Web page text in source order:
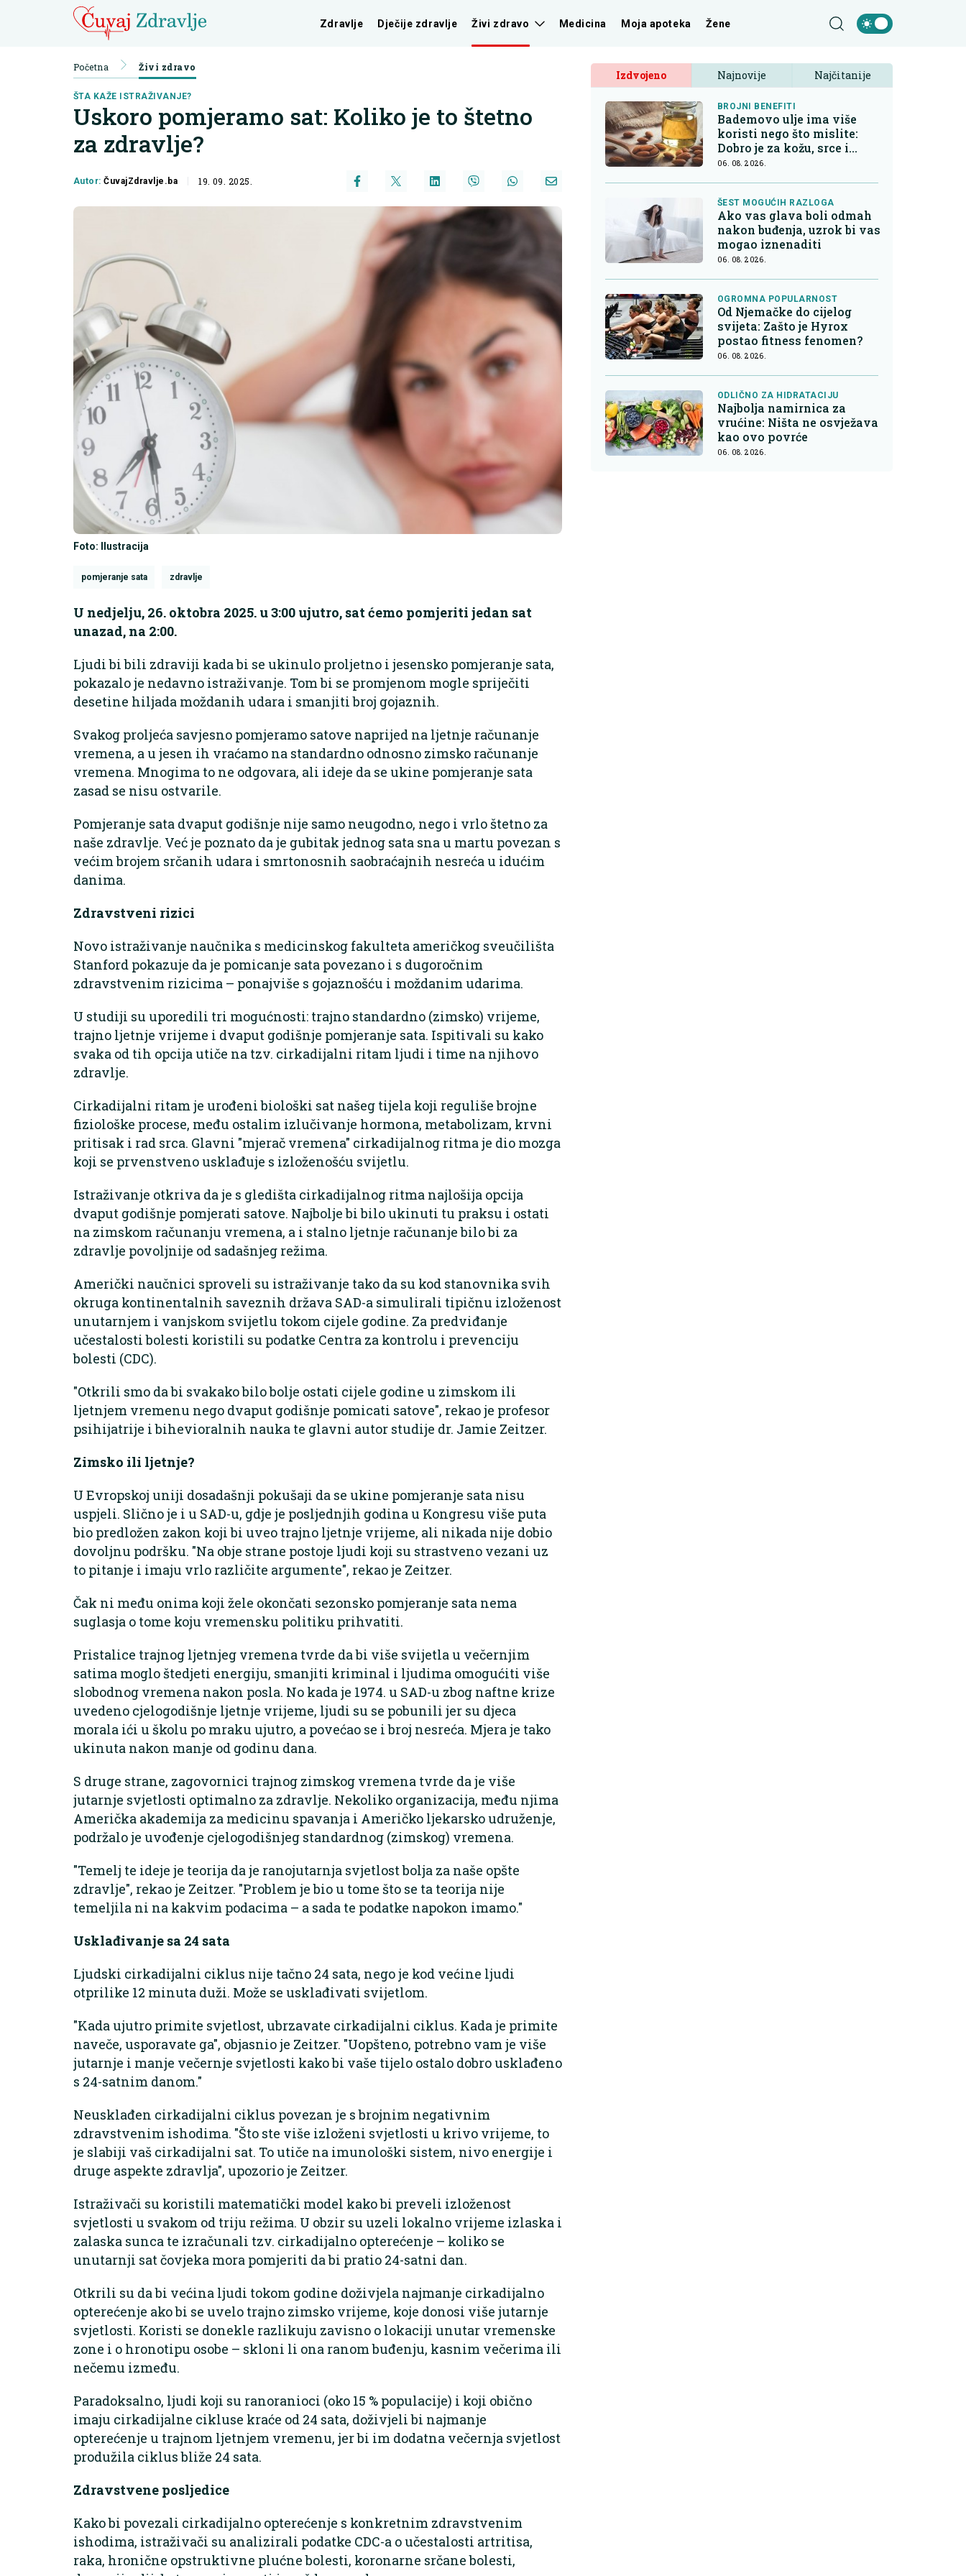
Zdravlje Dječije zdravlje Živi zdravo Medicina Moja apoteka Žene
Početna Živi zdravo
ŠTA KAŽE ISTRAŽIVANJE?
Uskoro pomjeramo sat: Koliko je to štetno
za zdravlje?
Autor:ČuvajZdravlje.ba 19. 09. 2025.
Foto: Ilustracija
pomjeranje sata zdravlje
U nedjelju, 26. oktobra 2025. u 3:00 ujutro, sat ćemo pomjeriti jedan sat
unazad, na 2:00.
Ljudi bi bili zdraviji kada bi se ukinulo proljetno i jesensko pomjeranje sata,
pokazalo je nedavno istraživanje. Tom bi se promjenom mogle spriječiti
desetine hiljada moždanih udara i smanjiti broj gojaznih.
Svakog proljeća savjesno pomjeramo satove naprijed na ljetnje računanje
vremena, a u jesen ih vraćamo na standardno odnosno zimsko računanje
vremena. Mnogima to ne odgovara, ali ideje da se ukine pomjeranje sata
zasad se nisu ostvarile.
Pomjeranje sata dvaput godišnje nije samo neugodno, nego i vrlo štetno za
naše zdravlje. Već je poznato da je gubitak jednog sata sna u martu povezan s
većim brojem srčanih udara i smrtonosnih saobraćajnih nesreća u idućim
danima.
Zdravstveni rizici
Novo istraživanje naučnika s medicinskog fakulteta američkog sveučilišta
Stanford pokazuje da je pomicanje sata povezano i s dugoročnim
zdravstvenim rizicima – ponajviše s gojaznošću i moždanim udarima.
U studiji su uporedili tri mogućnosti: trajno standardno (zimsko) vrijeme,
trajno ljetnje vrijeme i dvaput godišnje pomjeranje sata. Ispitivali su kako
svaka od tih opcija utiče na tzv. cirkadijalni ritam ljudi i time na njihovo
zdravlje.
Cirkadijalni ritam je urođeni biološki sat našeg tijela koji reguliše brojne
fiziološke procese, među ostalim izlučivanje hormona, metabolizam, krvni
pritisak i rad srca. Glavni "mjerač vremena" cirkadijalnog ritma je dio mozga
koji se prvenstveno usklađuje s izloženošću svijetlu.
Istraživanje otkriva da je s gledišta cirkadijalnog ritma najlošija opcija
dvaput godišnje pomjerati satove. Najbolje bi bilo ukinuti tu praksu i ostati
na zimskom računanju vremena, a i stalno ljetnje računanje bilo bi za
zdravlje povoljnije od sadašnjeg režima.
Američki naučnici sproveli su istraživanje tako da su kod stanovnika svih
okruga kontinentalnih saveznih država SAD-a simulirali tipičnu izloženost
unutarnjem i vanjskom svijetlu tokom cijele godine. Za predviđanje
učestalosti bolesti koristili su podatke Centra za kontrolu i prevenciju
bolesti (CDC).
"Otkrili smo da bi svakako bilo bolje ostati cijele godine u zimskom ili
ljetnjem vremenu nego dvaput godišnje pomicati satove", rekao je profesor
psihijatrije i bihevioralnih nauka te glavni autor studije dr. Jamie Zeitzer.
Zimsko ili ljetnje?
U Evropskoj uniji dosadašnji pokušaji da se ukine pomjeranje sata nisu
uspjeli. Slično je i u SAD-u, gdje je posljednjih godina u Kongresu više puta
bio predložen zakon koji bi uveo trajno ljetnje vrijeme, ali nikada nije dobio
dovoljnu podršku. "Na obje strane postoje ljudi koji su strastveno vezani uz
to pitanje i imaju vrlo različite argumente", rekao je Zeitzer.
Čak ni među onima koji žele okončati sezonsko pomjeranje sata nema
suglasja o tome koju vremensku politiku prihvatiti.
Pristalice trajnog ljetnjeg vremena tvrde da bi više svijetla u večernjim
satima moglo štedjeti energiju, smanjiti kriminal i ljudima omogućiti više
slobodnog vremena nakon posla. No kada je 1974. u SAD-u zbog naftne krize
uvedeno cjelogodišnje ljetnje vrijeme, ljudi su se pobunili jer su djeca
morala ići u školu po mraku ujutro, a povećao se i broj nesreća. Mjera je tako
ukinuta nakon manje od godinu dana.
S druge strane, zagovornici trajnog zimskog vremena tvrde da je više
jutarnje svjetlosti optimalno za zdravlje. Nekoliko organizacija, među njima
Američka akademija za medicinu spavanja i Američko ljekarsko udruženje,
podržalo je uvođenje cjelogodišnjeg standardnog (zimskog) vremena.
"Temelj te ideje je teorija da je ranojutarnja svjetlost bolja za naše opšte
zdravlje", rekao je Zeitzer. "Problem je bio u tome što se ta teorija nije
temeljila ni na kakvim podacima – a sada te podatke napokon imamo."
Usklađivanje sa 24 sata
Ljudski cirkadijalni ciklus nije tačno 24 sata, nego je kod većine ljudi
otprilike 12 minuta duži. Može se usklađivati svijetlom.
"Kada ujutro primite svjetlost, ubrzavate cirkadijalni ciklus. Kada je primite
naveče, usporavate ga", objasnio je Zeitzer. "Uopšteno, potrebno vam je više
jutarnje i manje večernje svjetlosti kako bi vaše tijelo ostalo dobro usklađeno
s 24-satnim danom."
Neusklađen cirkadijalni ciklus povezan je s brojnim negativnim
zdravstvenim ishodima. "Što ste više izloženi svjetlosti u krivo vrijeme, to
je slabiji vaš cirkadijalni sat. To utiče na imunološki sistem, nivo energije i
druge aspekte zdravlja", upozorio je Zeitzer.
Istraživači su koristili matematički model kako bi preveli izloženost
svjetlosti u svakom od triju režima. U obzir su uzeli lokalno vrijeme izlaska i
zalaska sunca te izračunali tzv. cirkadijalno opterećenje – koliko se
unutarnji sat čovjeka mora pomjeriti da bi pratio 24-satni dan.
Otkrili su da bi većina ljudi tokom godine doživjela najmanje cirkadijalno
opterećenje ako bi se uvelo trajno zimsko vrijeme, koje donosi više jutarnje
svjetlosti. Koristi se donekle razlikuju zavisno o lokaciji unutar vremenske
zone i o hronotipu osobe – skloni li ona ranom buđenju, kasnim večerima ili
nečemu između.
Paradoksalno, ljudi koji su ranoranioci (oko 15 % populacije) i koji obično
imaju cirkadijalne cikluse kraće od 24 sata, doživjeli bi najmanje
opterećenje u trajnom ljetnjem vremenu, jer bi im dodatna večernja svjetlost
produžila ciklus bliže 24 sata.
Zdravstvene posljedice
Kako bi povezali cirkadijalno opterećenje s konkretnim zdravstvenim
ishodima, istraživači su analizirali podatke CDC-a o učestalosti artritisa,
raka, hronične opstruktivne plućne bolesti, koronarne srčane bolesti,
Izdvojeno Najnovije Najčitanije
BROJNI BENEFITI
Bademovo ulje ima više
koristi nego što mislite:
Dobro je za kožu, srce i
kontrolu apetita
06. 08. 2026.
ŠEST MOGUĆIH RAZLOGA
Ako vas glava boli odmah
nakon buđenja, uzrok bi vas
mogao iznenaditi
06. 08. 2026.
OGROMNA POPULARNOST
Od Njemačke do cijelog
svijeta: Zašto je Hyrox
postao fitness fenomen?
06. 08. 2026.
ODLIČNO ZA HIDRATACIJU
Najbolja namirnica za
vrućine: Ništa ne osvježava
kao ovo povrće
06. 08. 2026.